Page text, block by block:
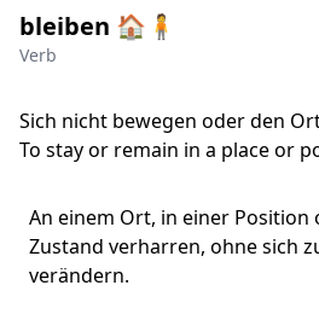
bleiben 🏠🧍‍
Verb
Sich nicht bewegen oder den
To stay or remain in a place or
An einem Ort, in einer Position
Zustand verharren, ohne sich
verändern.